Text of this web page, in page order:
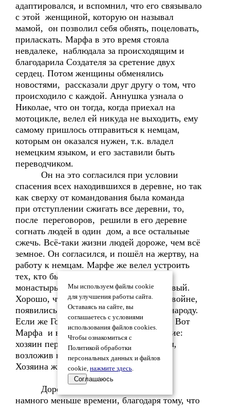
адаптировался, и вспомнил, что его связывало
с этой женщиной, которую он называл
мамой, он позволил себя обнять, поцеловать,
приласкать. Марфа в это время стояла
невдалеке, наблюдала за происходящим и
благодарила Создателя за сретение двух
сердец. Потом женщины обменялись
новостями, рассказали друг другу о том, что
происходило с каждой. Аннушка узнала о
Николае, что он тогда, когда приехал на
мотоцикле, велел ей никуда не выходить, ему
самому пришлось отправиться к немцам,
которым он оказался нужен, т.к. владел
немецким языком, и его заставили быть
переводчиком.
Он на это согласился при условии
спасения всех находившихся в деревне, но так
как сверху от командования была команда
при отступлении сжигать все деревни, то,
после переговоров, решили в его деревне
согнать людей в один дом, а все остальные
сжечь. Всё-таки жизни людей дороже, чем всё
земное. Он согласился, и пошёл на жертву, на
работу к немцам. Марфе же велел устроить
тех, кто был при ней, а затем пойти в
монастырь, или самой организовать новый.
Хорошо, что благодаря этой страшной войне,
появились поблажки православному народу.
Если же Господь даст, то ещё увидятся. Вот
Марфа и выполняла данное послушание:
хозяин передал ей свои права и заботы,
возложив всё упование на настоящего
Хозяина жизни человеческой.
Дорога назад у Аннушки заняла
намного меньше времени, благодаря тому, что
Мы используем файлы cookie
для улучшения работы сайта.
Оставаясь на сайте, вы
соглашаетесь с условиями
использования файлов cookies.
Чтобы ознакомиться с
Политикой обработки
персональных данных и файлов
cookie, нажмите здесь.
Соглашаюсь